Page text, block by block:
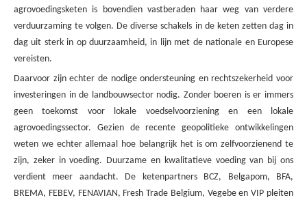
agrovoedingsketen is bovendien vastberaden haar weg van verdere
verduurzaming te volgen. De diverse schakels in de keten zetten dag in
dag uit sterk in op duurzaamheid, in lijn met de nationale en Europese
vereisten.
Daarvoor zijn echter de nodige ondersteuning en rechtszekerheid voor
investeringen in de landbouwsector nodig. Zonder boeren is er immers
geen toekomst voor lokale voedselvoorziening en een lokale
agrovoedingssector. Gezien de recente geopolitieke ontwikkelingen
weten we echter allemaal hoe belangrijk het is om zelfvoorzienend te
zijn, zeker in voeding. Duurzame en kwalitatieve voeding van bij ons
verdient meer aandacht. De ketenpartners BCZ, Belgapom, BFA,
BREMA, FEBEV, FENAVIAN, Fresh Trade Belgium, Vegebe en VIP pleiten